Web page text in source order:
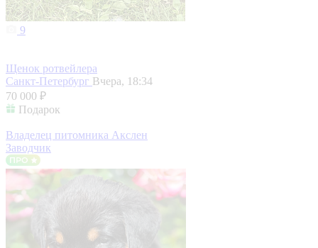
9
Щенок ротвейлера
Санкт-Петербург Вчера, 18:34
70 000 ₽
Подарок
Владелец питомника Акслен
Заводчик